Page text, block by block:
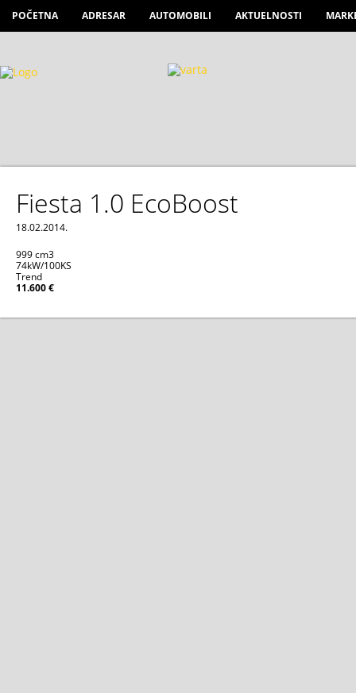
POČETNA ADRESAR AUTOMOBILI AKTUELNOSTI
Fiesta 1.0 EcoBoost
18.02.2014.
999 cm3
74kW/100KS
Trend
11.600 €